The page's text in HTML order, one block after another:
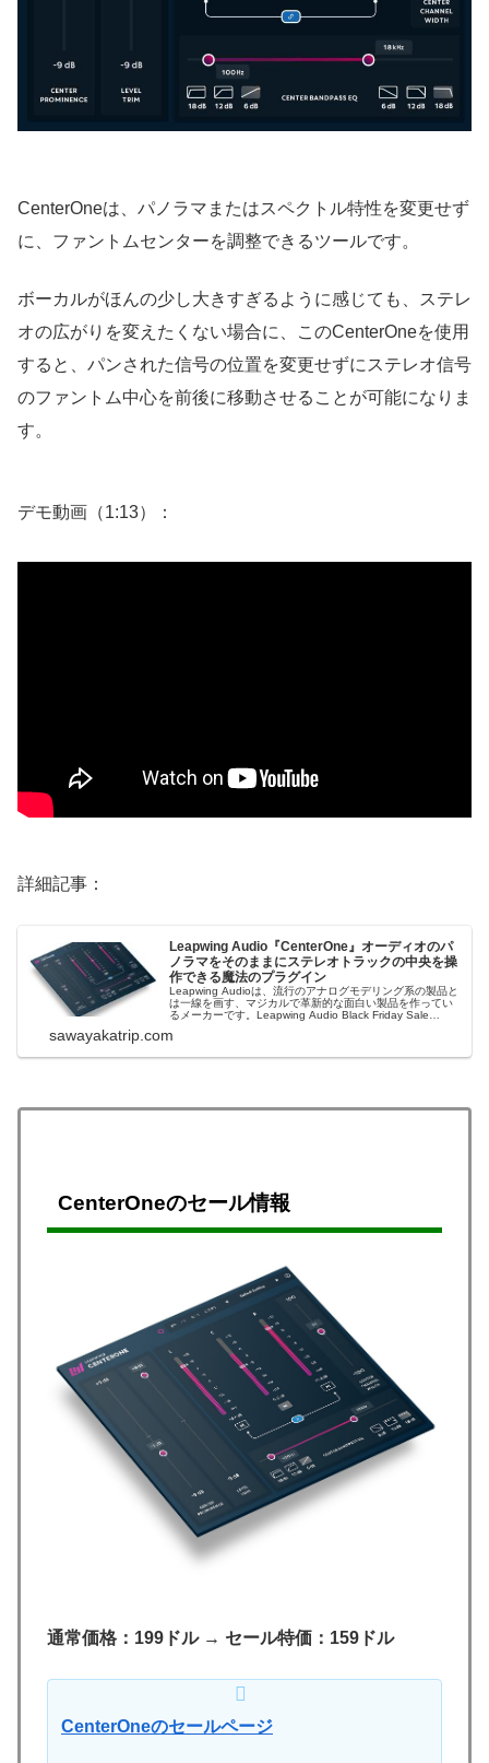
CenterOneは、パノラマまたはスペクトル特性を変更せず
に、ファントムセンターを調整できるツールです。
ボーカルがほんの少し大きすぎるように感じても、ステレ
オの広がりを変えたくない場合に、このCenterOneを使用
すると、パンされた信号の位置を変更せずにステレオ信号
のファントム中心を前後に移動させることが可能になりま
す。
デモ動画（1:13）：
詳細記事：
Leapwing Audio『CenterOne』オーディオのパ
ノラマをそのままにステレオトラックの中央を操
作できる魔法のプラグイン
Leapwing Audioは、流行のアナログモデリング系の製品と
は一線を画す、マジカルで革新的な面白い製品を作ってい
るメーカーです。Leapwing Audio Black Friday Sale
＊セール終了...
sawayakatrip.com
CenterOneのセール情報
通常価格：199ドル→ セール特価：159ドル
CenterOneのセールページ